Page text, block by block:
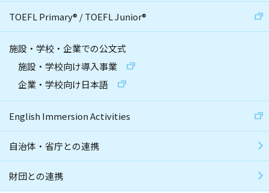
TOEFL Primary® /TOEFL Junior®
施設・学校・企業での公文式
施設・学校向け導入事業
企業・学校向け日本語
English Immersion Activities
自治体・省庁との連携
財団との連携